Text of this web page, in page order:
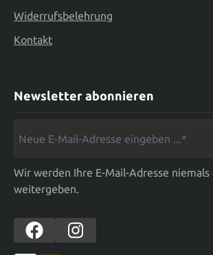
Widerrufsbelehrung
Kontakt
Newsletter abonnieren
Wir werden Ihre E-Mail-Adresse
weitergeben.